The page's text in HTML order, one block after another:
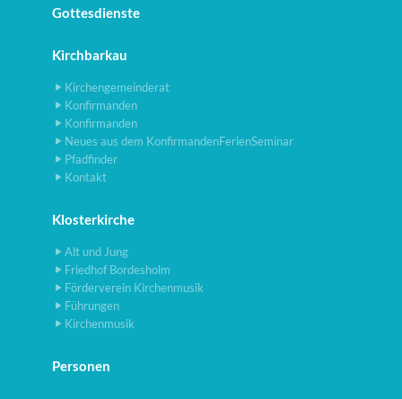
Gottesdienste
Kirchbarkau
Kirchengemeinderat
Konfirmanden
Konfirmanden
Neues aus dem KonfirmandenFerienSeminar
Pfadfinder
Kontakt
Klosterkirche
Alt und Jung
Friedhof Bordesholm
Förderverein Kirchenmusik
Führungen
Kirchenmusik
Personen